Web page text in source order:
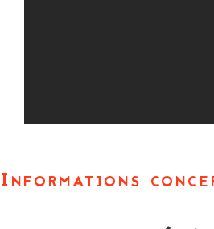
Informations